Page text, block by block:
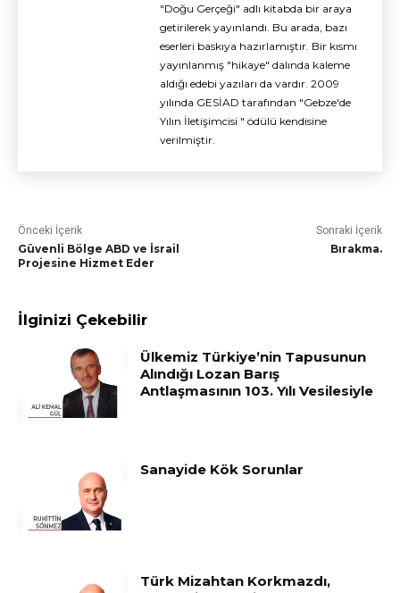
"Doğu Gerçeği" adlı kitabda bir araya
getirilerek yayınlandı. Bu arada, bazı
eserleri baskıya hazırlamıştır. Bir kısmı
yayınlanmış "hikaye" dalında kaleme
aldığı edebi yazıları da vardır. 2009
yılında GESİAD tarafından "Gebze'de
Yılın İletişimcisi " ödülü kendisine
verilmiştir.
Önceki İçerik
Güvenli Bölge ABD ve İsrail
Projesine Hizmet Eder
Sonraki İçerik
Bırakma.
İlginizi Çekebilir
Ülkemiz Türkiye’nin Tapusunun
Alındığı Lozan Barış
Antlaşmasının 103. Yılı Vesilesiyle
Sanayide Kök Sorunlar
Türk Mizahtan Korkmazdı,